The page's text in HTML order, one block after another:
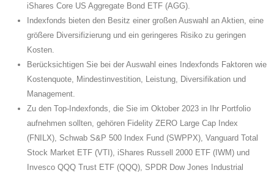
iShares Core US Aggregate Bond ETF (AGG).
Indexfonds bieten den Besitz einer großen Auswahl an Aktien, eine
größere Diversifizierung und ein geringeres Risiko zu geringen
Kosten.
Berücksichtigen Sie bei der Auswahl eines Indexfonds Faktoren wie
Kostenquote, Mindestinvestition, Leistung, Diversifikation und
Management.
Zu den Top-Indexfonds, die Sie im Oktober 2023 in Ihr Portfolio
aufnehmen sollten, gehören Fidelity ZERO Large Cap Index
(FNILX), Schwab S&P 500 Index Fund (SWPPX), Vanguard Total
Stock Market ETF (VTI), iShares Russell 2000 ETF (IWM) und
Invesco QQQ Trust ETF (QQQ), SPDR Dow Jones Industrial